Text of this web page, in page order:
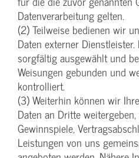
Datenverarbeitung gelten.
(2) Teilweise bedienen wir
Daten externer
sorgfältig ausgewählt und
Weisungen gebunden und
kontrolliert.
(3) Weiterhin können wir
Daten an Dritte
Gewinnspiele,
Leistungen von uns